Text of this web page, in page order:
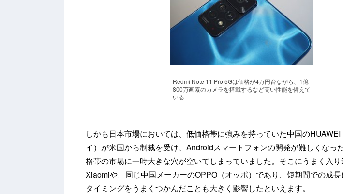
Redmi Note 11 Pro 5Gは価格が4万円台ながら、1億
800万画素のカメラを搭載するなど高い性能を備えて
いる
しかも日本市場においては、低価格帯に強みを持っていた中国のHUAWEI
イ）が米国から制裁を受け、Androidスマートフォンの開発が難しくなっ
格帯の市場に一時大きな穴が空いてしまっていました。そこにうまく入
Xiaomiや、同じ中国メーカーのOPPO（オッポ）であり、短期間での成
タイミングをうまくつかんだことも大きく影響したといえます。